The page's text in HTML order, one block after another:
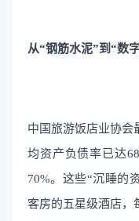
从“钢筋水泥”到“数
中国旅游饭店业协会
均资产负债率已达
70%。这些“沉睡的
客房的五星级酒店，